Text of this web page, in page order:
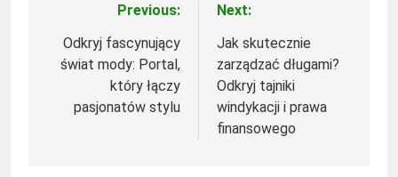
Nawigacja
wpisu
Previous:
Odkryj fascynujący
świat mody: Portal,
który łączy
pasjonatów stylu
Next:
Jak skutecznie
zarządzać długami?
Odkryj tajniki
windykacji i prawa
finansowego